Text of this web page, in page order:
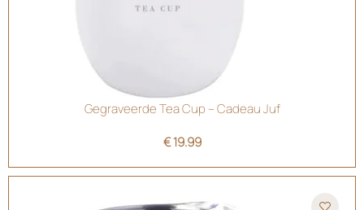
Gegraveerde Tea Cup – Cadeau Juf
€19.99